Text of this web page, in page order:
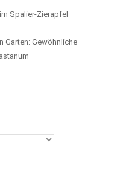
Spalier-Zierapfel
Garten: Gewöhnliche